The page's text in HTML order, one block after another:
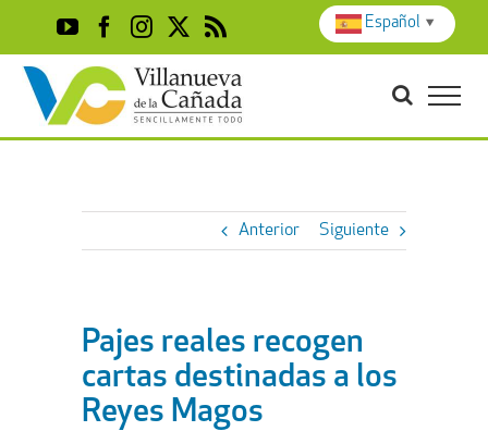
content
YouTubeFacebook
Instagram
X Rss
Anterior Siguiente
Pajes reales recogen
cartas destinadas a los
Reyes Magos
Español ▼